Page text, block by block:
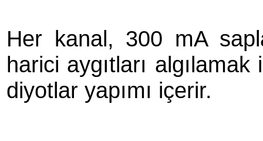
Her kanal, 300 mA
harici aygıtları
diyotlar yapımı içerir.